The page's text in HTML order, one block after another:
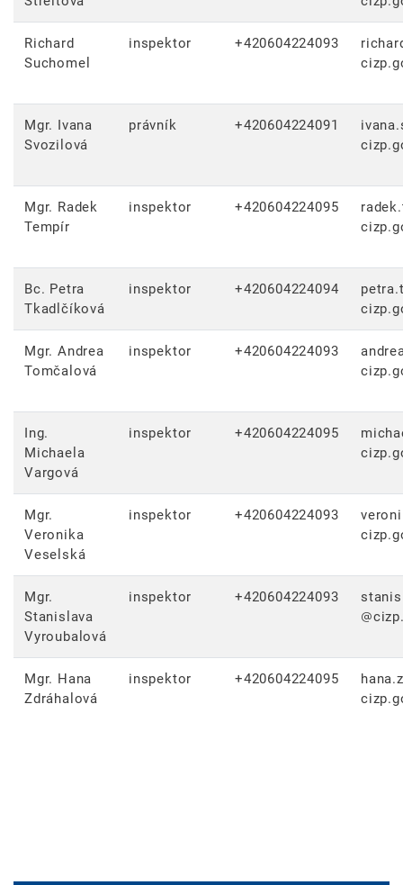
Richard
Suchomel
inspektor +420604224093
Mgr. Ivana
Svozilová
právník +420604224091
Mgr. Radek
Tempír
inspektor +420604224095
Bc. Petra
Tkadlčíková
inspektor +420604224094
Mgr. Andrea
Tomčalová
inspektor +420604224093
Ing.
Michaela
Vargová
inspektor +420604224095
Mgr.
Veronika
Veselská
inspektor +420604224093
Mgr.
Stanislava
Vyroubalová
inspektor +420604224093
Mgr. Hana
Zdráhalová
inspektor +420604224095